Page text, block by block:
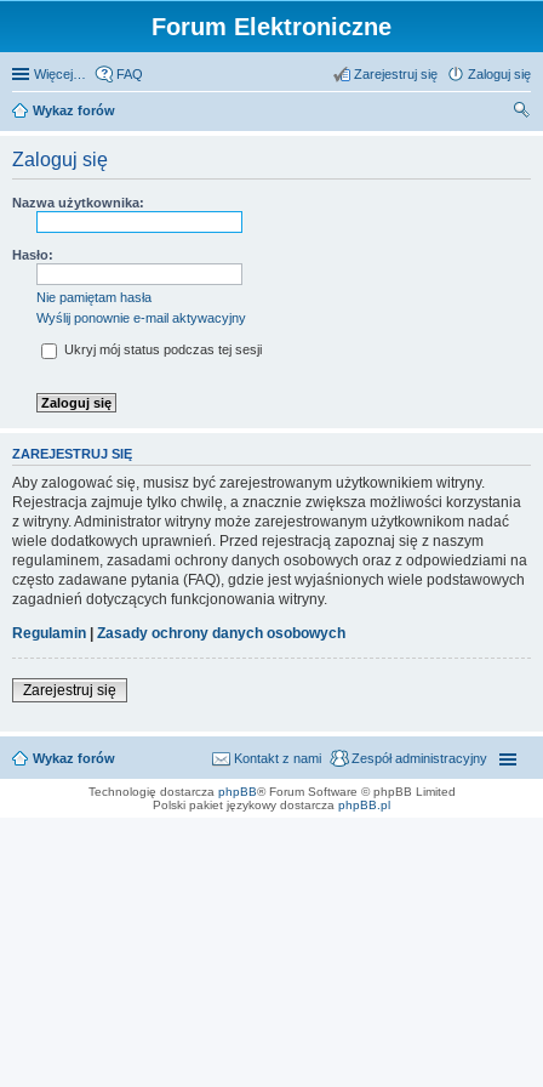
Forum Elektroniczne
Więcej… FAQ Zaloguj się
Zarejestruj się
Wykaz forów
Zaloguj się
Nazwa użytkownika:
Hasło:
Nie pamiętam hasła
Wyślij ponownie e-mail aktywacyjny
Ukryj mój status podczas tej sesji
ZAREJESTRUJ SIĘ
Aby zalogować się, musisz być zarejestrowanym użytkownikiem witryny.
Rejestracja zajmuje tylko chwilę, a znacznie zwiększa możliwości korzystania
z witryny. Administrator witryny może zarejestrowanym użytkownikom nadać
wiele dodatkowych uprawnień. Przed rejestracją zapoznaj się z naszym
regulaminem, zasadami ochrony danych osobowych oraz z odpowiedziami na
często zadawane pytania (FAQ), gdzie jest wyjaśnionych wiele podstawowych
zagadnień dotyczących funkcjonowania witryny.
Regulamin | Zasady ochrony danych osobowych
Zarejestruj się
Wykaz forów Zespół administracyjny
Kontakt z nami
Technologię dostarcza phpBB® Forum Software © phpBB Limited
Polski pakiet językowy dostarcza phpBB.pl